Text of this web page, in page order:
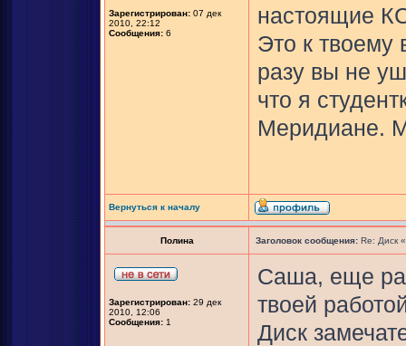
Зарегистрирован: 07 дек
2010, 22:12
Сообщения: 6
настоящие
Это к твоему
разу вы не
что я
Меридиане.
Вернуться к началу
Полина Заголовок сообщения: Re: Диск
Зарегистрирован: 29 дек
2010, 12:06
Сообщения: 1
Саша, еще
твоей
Диск